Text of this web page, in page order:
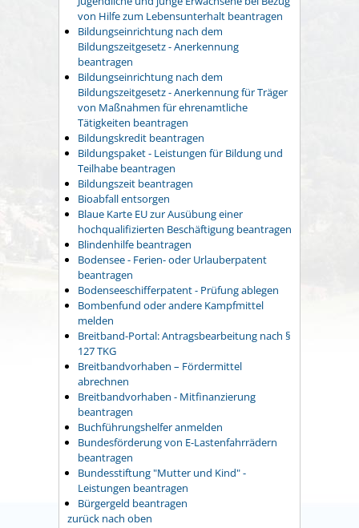
von Hilfe zum Lebensunterhalt beantragen
Bildungseinrichtung nach dem
Bildungszeitgesetz - Anerkennung
beantragen
Bildungseinrichtung nach dem
Bildungszeitgesetz - Anerkennung für Träger
von Maßnahmen für ehrenamtliche
Tätigkeiten beantragen
Bildungskredit beantragen
Bildungspaket - Leistungen für Bildung und
Teilhabe beantragen
Bildungszeit beantragen
Bioabfall entsorgen
Blaue Karte EU zur Ausübung einer
hochqualifizierten Beschäftigung beantragen
Blindenhilfe beantragen
Bodensee - Ferien- oder Urlauberpatent
beantragen
Bodenseeschifferpatent - Prüfung ablegen
Bombenfund oder andere Kampfmittel
melden
Breitband-Portal: Antragsbearbeitung nach §
127 TKG
Breitbandvorhaben – Fördermittel
abrechnen
Breitbandvorhaben - Mitfinanzierung
beantragen
Buchführungshelfer anmelden
Bundesförderung von E-Lastenfahrrädern
beantragen
Bundesstiftung "Mutter und Kind" -
Leistungen beantragen
Bürgergeld beantragen
zurück nach oben